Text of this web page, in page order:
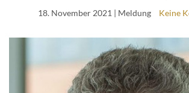
18. November 2021 | Meldung Keine